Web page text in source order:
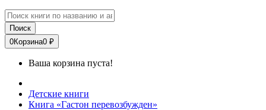
Поиск
0Корзина0 ₽
Ваша корзина пуста!
Детские книги
Книга «Гастон перевозбужден»